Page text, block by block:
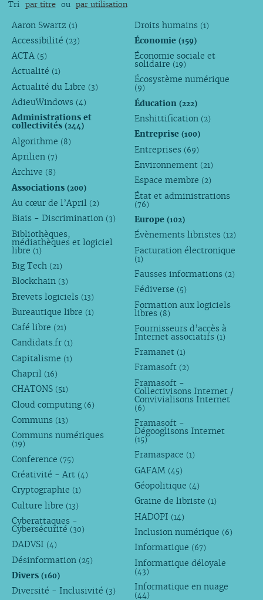
Tri par titre ou par utilisation
Aaron Swartz (1)
Accessibilité (23)
ACTA (5)
Actualité (1)
Actualité du Libre (3)
AdieuWindows (4)
Administrations et
collectivités (244)
Algorithme (8)
Aprilien (7)
Archive (8)
Associations (200)
Au cœur de l’April (2)
Biais - Discrimination (3)
Bibliothèques,
médiathèques et logiciel
libre (1)
Big Tech (21)
Blockchain (3)
Brevets logiciels (13)
Bureautique libre (1)
Café libre (21)
Candidats.fr (1)
Capitalisme (1)
Chapril (16)
CHATONS (51)
Cloud computing (6)
Communs (13)
Communs numériques
(19)
Conference (75)
Créativité - Art (4)
Cryptographie (1)
Culture libre (13)
Cyberattaques -
Cybersécurité (30)
DADVSI (4)
Désinformation (25)
Divers (160)
Diversité - Inclusivité (3)
Droits humains (1)
Économie(159)
Économie sociale et
solidaire (19)
Écosystème numérique
(9)
Éducation(222)
Enshittification (2)
Entreprise(100)
Entreprises (69)
Environnement (21)
Espace membre (2)
État et administrations
(76)
Europe(102)
Évènements libristes (12)
Facturation électronique
(1)
Fausses informations (2)
Fédiverse (5)
Formation aux logiciels
libres (8)
Fournisseurs d’accès à
Internet associatifs (1)
Framanet (1)
Framasoft (2)
Framasoft -
Collectivisons Internet /
Convivialisons Internet
(6)
Framasoft -
Dégooglisons Internet
(15)
Framaspace (1)
GAFAM (45)
Géopolitique (4)
Graine de libriste (1)
HADOPI (14)
Inclusion numérique (6)
Informatique (67)
Informatique déloyale
(43)
Informatique en nuage
(44)